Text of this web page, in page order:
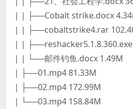
| | ├──Cobalt strike.docx
| | ├──cobaltstrike4.rar
| | ├──reshacker5.1.8.360.exe
| | └──邮件钓鱼.docx 1.49M
| ├──01.mp4 81.33M
| ├──02.mp4 172.99M
| └──03.mp4 158.84M